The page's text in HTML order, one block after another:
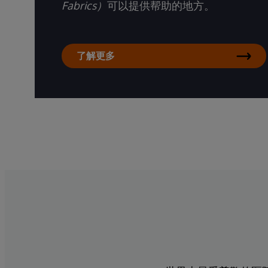
Fabrics） 可以提供帮助的地方。
了解更多